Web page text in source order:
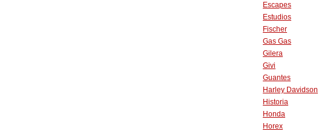
Escapes
Estudios
Fischer
Gas Gas
Gilera
Givi
Guantes
Harley Davidson
Historia
Honda
Horex